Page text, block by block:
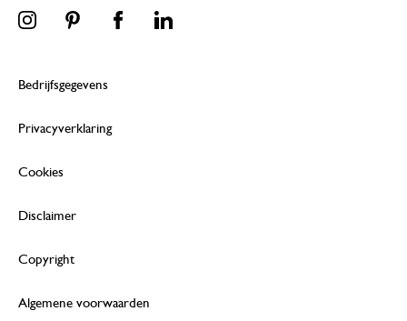
Bedrijfsgegevens
Privacyverklaring
Cookies
Disclaimer
Copyright
Algemene voorwaarden